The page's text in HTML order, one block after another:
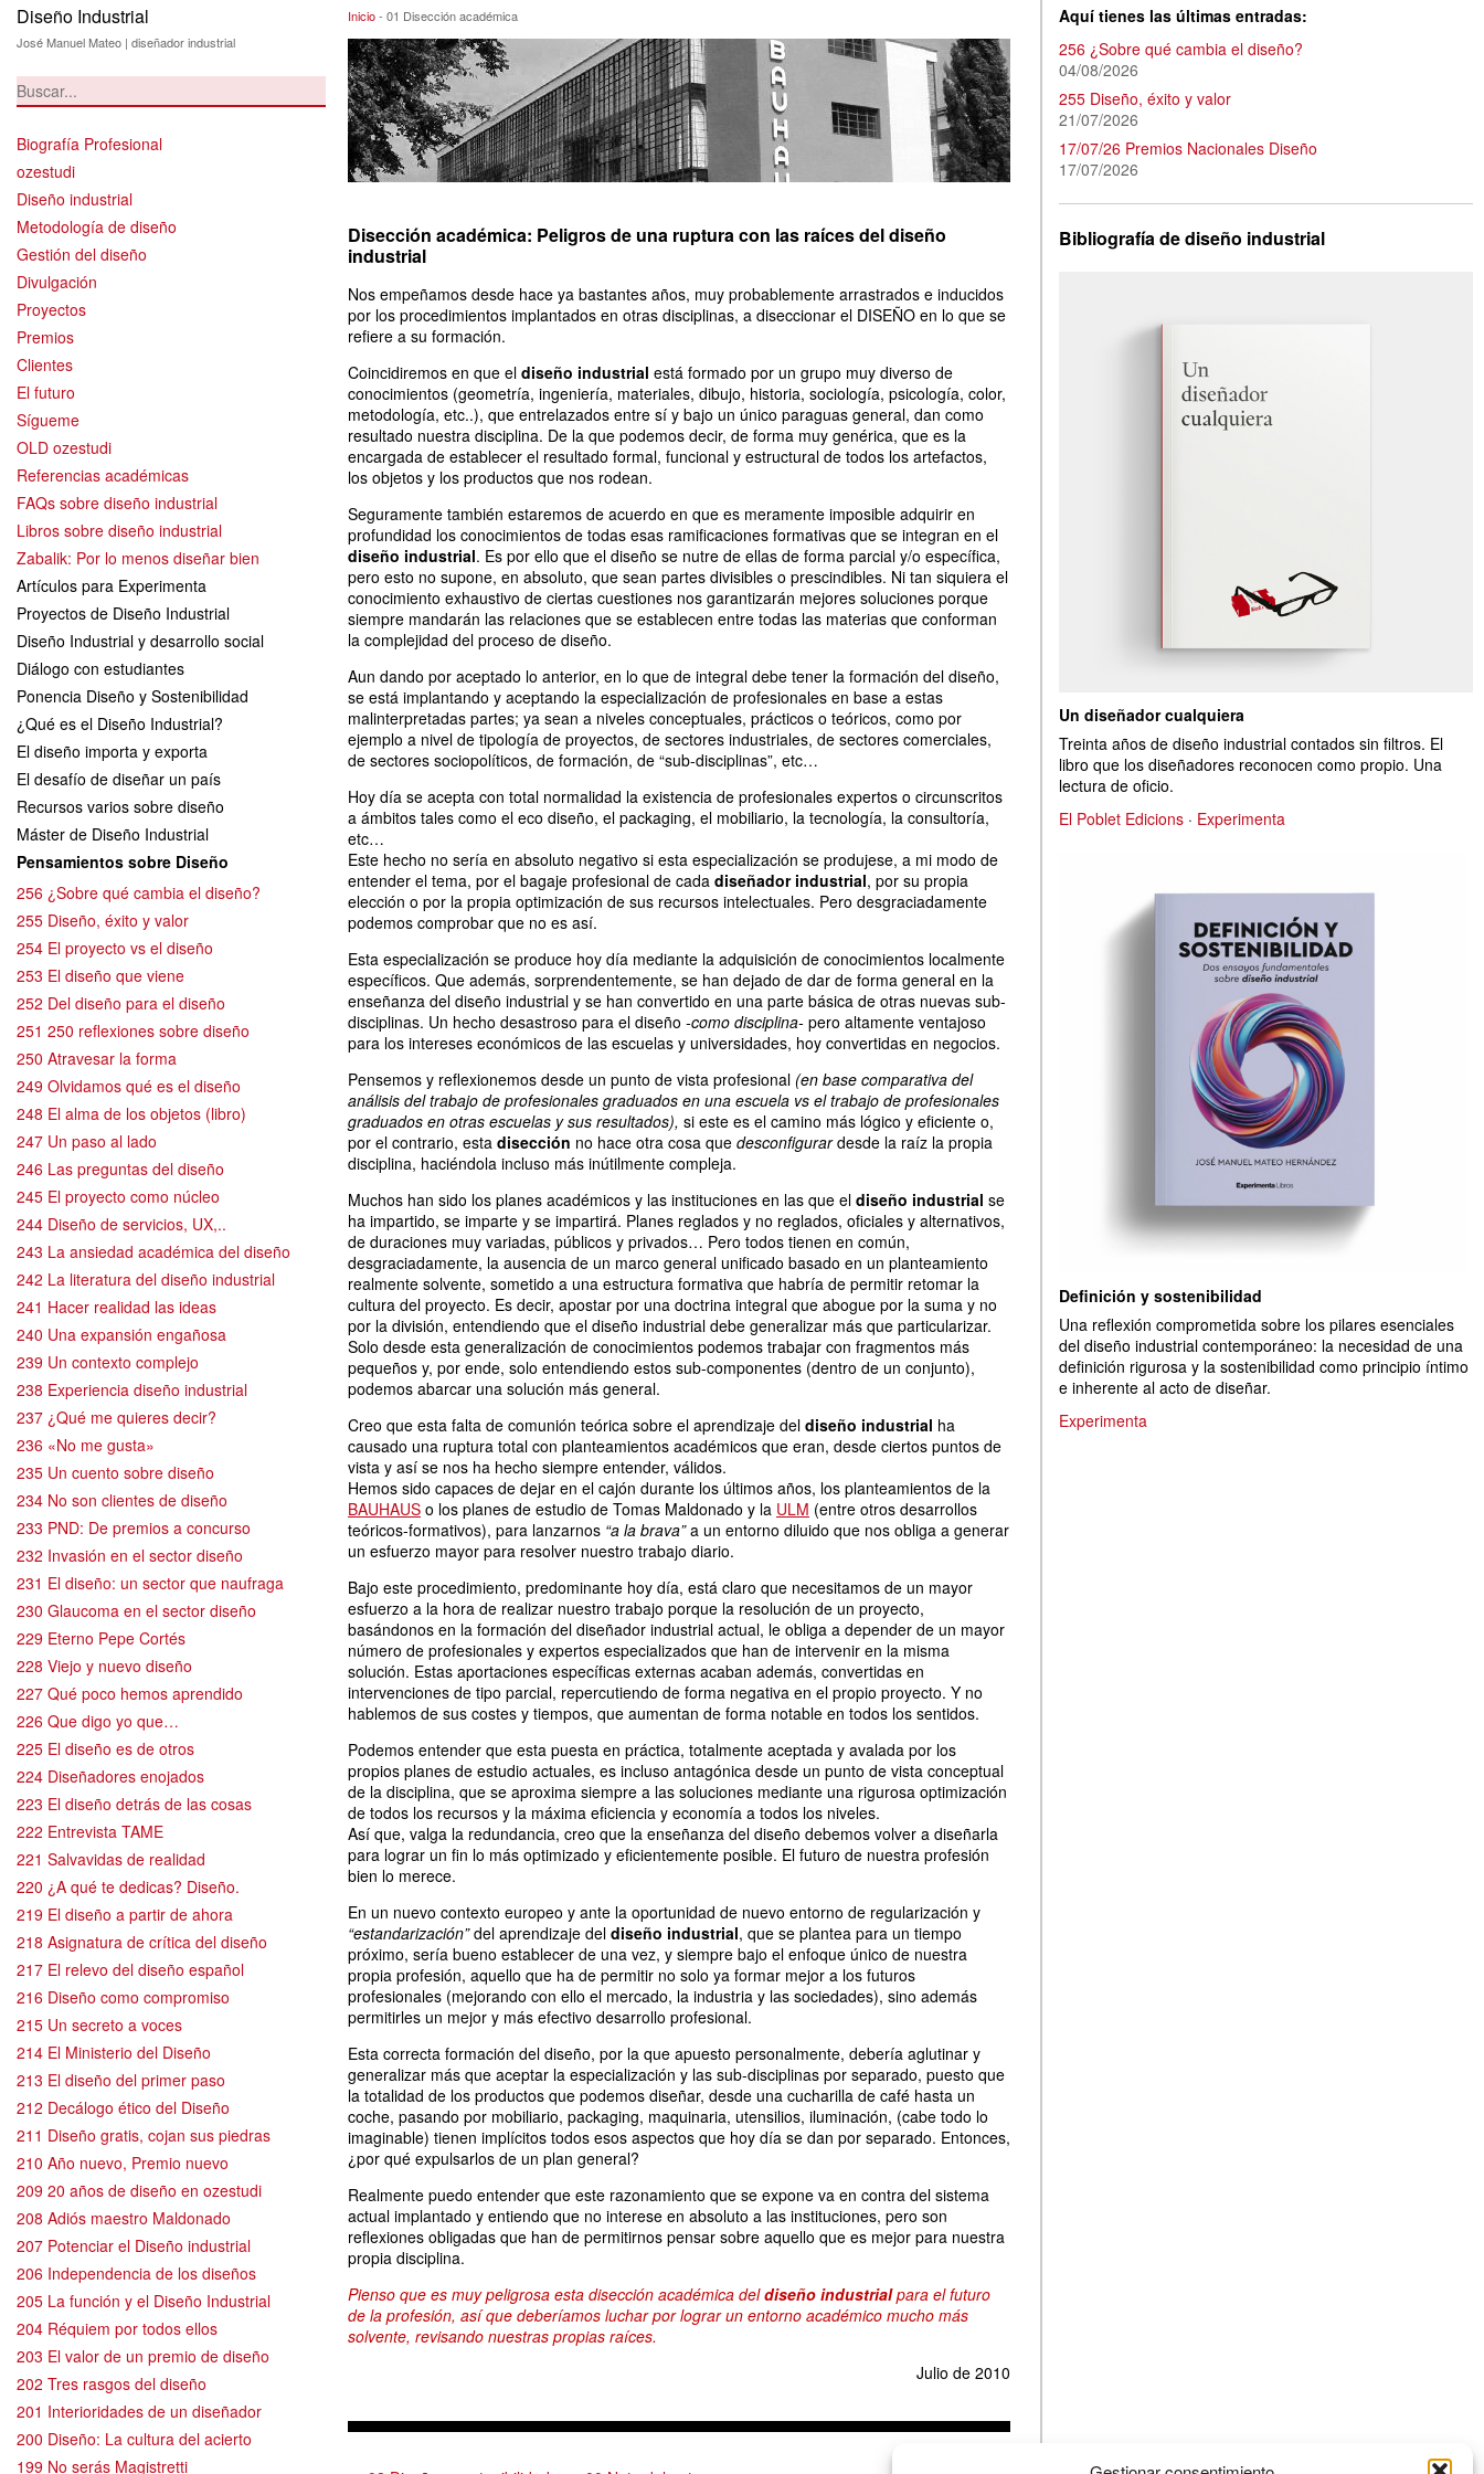
Diseño Industrial
José Manuel Mateo | diseñador industrial
Biografía Profesional
ozestudi
Diseño industrial
Metodología de diseño
Gestión del diseño
Divulgación
Proyectos
Premios
Clientes
El futuro
Sígueme
OLD ozestudi
Referencias académicas
FAQs sobre diseño industrial
Libros sobre diseño industrial
Zabalik: Por lo menos diseñar bien
Artículos para Experimenta
Proyectos de Diseño Industrial
Diseño Industrial y desarrollo social
Diálogo con estudiantes
Ponencia Diseño y Sostenibilidad
¿Qué es el Diseño Industrial?
El diseño importa y exporta
El desafío de diseñar un país
Recursos varios sobre diseño
Máster de Diseño Industrial
Pensamientos sobre Diseño
256 ¿Sobre qué cambia el diseño?
255 Diseño, éxito y valor
254 El proyecto vs el diseño
253 El diseño que viene
252 Del diseño para el diseño
251 250 reflexiones sobre diseño
250 Atravesar la forma
249 Olvidamos qué es el diseño
248 El alma de los objetos (libro)
247 Un paso al lado
246 Las preguntas del diseño
245 El proyecto como núcleo
244 Diseño de servicios, UX,..
243 La ansiedad académica del diseño
242 La literatura del diseño industrial
241 Hacer realidad las ideas
240 Una expansión engañosa
239 Un contexto complejo
238 Experiencia diseño industrial
237 ¿Qué me quieres decir?
236 «No me gusta»
235 Un cuento sobre diseño
234 No son clientes de diseño
233 PND: De premios a concurso
232 Invasión en el sector diseño
231 El diseño: un sector que naufraga
230 Glaucoma en el sector diseño
229 Eterno Pepe Cortés
228 Viejo y nuevo diseño
227 Qué poco hemos aprendido
226 Que digo yo que…
225 El diseño es de otros
224 Diseñadores enojados
223 El diseño detrás de las cosas
222 Entrevista TAME
221 Salvavidas de realidad
220 ¿A qué te dedicas? Diseño.
219 El diseño a partir de ahora
218 Asignatura de crítica del diseño
217 El relevo del diseño español
216 Diseño como compromiso
215 Un secreto a voces
214 El Ministerio del Diseño
213 El diseño del primer paso
212 Decálogo ético del Diseño
211 Diseño gratis, cojan sus piedras
210 Año nuevo, Premio nuevo
209 20 años de diseño en ozestudi
208 Adiós maestro Maldonado
207 Potenciar el Diseño industrial
206 Independencia de los diseños
205 La función y el Diseño Industrial
204 Réquiem por todos ellos
203 El valor de un premio de diseño
202 Tres rasgos del diseño
201 Interioridades de un diseñador
200 Diseño: La cultura del acierto
199 No serás Magistretti
01 Disección académica
Inicio- 01 Disección académica
Disección académica: Peligros de una ruptura con las raíces del diseño
industrial
Nos empeñamos desde hace ya bastantes años, muy probablemente arrastrados e inducidos
por los procedimientos implantados en otras disciplinas, a diseccionar el DISEÑO en lo que se
refiere a su formación.
Coincidiremos en que el diseño industrial está formado por un grupo muy diverso de
conocimientos (geometría, ingeniería, materiales, dibujo, historia, sociología, psicología, color,
metodología, etc..), que entrelazados entre sí y bajo un único paraguas general, dan como
resultado nuestra disciplina. De la que podemos decir, de forma muy genérica, que es la
encargada de establecer el resultado formal, funcional y estructural de todos los artefactos,
los objetos y los productos que nos rodean.
Seguramente también estaremos de acuerdo en que es meramente imposible adquirir en
profundidad los conocimientos de todas esas ramificaciones formativas que se integran en el
diseño industrial. Es por ello que el diseño se nutre de ellas de forma parcial y/o específica,
pero esto no supone, en absoluto, que sean partes divisibles o prescindibles. Ni tan siquiera el
conocimiento exhaustivo de ciertas cuestiones nos garantizarán mejores soluciones porque
siempre mandarán las relaciones que se establecen entre todas las materias que conforman
la complejidad del proceso de diseño.
Aun dando por aceptado lo anterior, en lo que de integral debe tener la formación del diseño,
se está implantando y aceptando la especialización de profesionales en base a estas
malinterpretadas partes; ya sean a niveles conceptuales, prácticos o teóricos, como por
ejemplo a nivel de tipología de proyectos, de sectores industriales, de sectores comerciales,
de sectores sociopolíticos, de formación, de “sub-disciplinas”, etc…
Hoy día se acepta con total normalidad la existencia de profesionales expertos o circunscritos
a ámbitos tales como el eco diseño, el packaging, el mobiliario, la tecnología, la consultoría,
etc…
Este hecho no sería en absoluto negativo si esta especialización se produjese, a mi modo de
entender el tema, por el bagaje profesional de cada diseñador industrial, por su propia
elección o por la propia optimización de sus recursos intelectuales. Pero desgraciadamente
podemos comprobar que no es así.
Esta especialización se produce hoy día mediante la adquisición de conocimientos localmente
específicos. Que además, sorprendentemente, se han dejado de dar de forma general en la
enseñanza del diseño industrial y se han convertido en una parte básica de otras nuevas sub-
disciplinas. Un hecho desastroso para el diseño -como disciplina- pero altamente ventajoso
para los intereses económicos de las escuelas y universidades, hoy convertidas en negocios.
Pensemos y reflexionemos desde un punto de vista profesional (en base comparativa del
análisis del trabajo de profesionales graduados en una escuela vs el trabajo de profesionales
graduados en otras escuelas y sus resultados), si este es el camino más lógico y eficiente o,
por el contrario, esta disección no hace otra cosa que desconfigurardesde la raíz la propia
disciplina, haciéndola incluso más inútilmente compleja.
Muchos han sido los planes académicos y las instituciones en las que el diseño industrial se
ha impartido, se imparte y se impartirá. Planes reglados y no reglados, oficiales y alternativos,
de duraciones muy variadas, públicos y privados… Pero todos tienen en común,
desgraciadamente, la ausencia de un marco general unificado basado en un planteamiento
realmente solvente, sometido a una estructura formativa que habría de permitir retomar la
cultura del proyecto. Es decir, apostar por una doctrina integral que abogue por la suma y no
por la división, entendiendo que el diseño industrial debe generalizar más que particularizar.
Solo desde esta generalización de conocimientos podemos trabajar con fragmentos más
pequeños y, por ende, solo entendiendo estos sub-componentes (dentro de un conjunto),
podemos abarcar una solución más general.
Creo que esta falta de comunión teórica sobre el aprendizaje del diseño industrial ha
causado una ruptura total con planteamientos académicos que eran, desde ciertos puntos de
vista y así se nos ha hecho siempre entender, válidos.
Hemos sido capaces de dejar en el cajón durante los últimos años, los planteamientos de la
BAUHAUS o los planes de estudio de Tomas Maldonado y la ULM (entre otros desarrollos
teóricos-formativos), para lanzarnos “a la brava”a un entorno diluido que nos obliga a generar
un esfuerzo mayor para resolver nuestro trabajo diario.
Bajo este procedimiento, predominante hoy día, está claro que necesitamos de un mayor
esfuerzo a la hora de realizar nuestro trabajo porque la resolución de un proyecto,
basándonos en la formación del diseñador industrial actual, le obliga a depender de un mayor
número de profesionales y expertos especializados que han de intervenir en la misma
solución. Estas aportaciones específicas externas acaban además, convertidas en
intervenciones de tipo parcial, repercutiendo de forma negativa en el propio proyecto. Y no
hablemos de sus costes y tiempos, que aumentan de forma notable en todos los sentidos.
Podemos entender que esta puesta en práctica, totalmente aceptada y avalada por los
propios planes de estudio actuales, es incluso antagónica desde un punto de vista conceptual
de la disciplina, que se aproxima siempre a las soluciones mediante una rigurosa optimización
de todos los recursos y la máxima eficiencia y economía a todos los niveles.
Así que, valga la redundancia, creo que la enseñanza del diseño debemos volver a diseñarla
para lograr un fin lo más optimizado y eficientemente posible. El futuro de nuestra profesión
bien lo merece.
En un nuevo contexto europeo y ante la oportunidad de nuevo entorno de regularización y
“estandarización”del aprendizaje del diseño industrial, que se plantea para un tiempo
próximo, sería bueno establecer de una vez, y siempre bajo el enfoque único de nuestra
propia profesión, aquello que ha de permitir no solo ya formar mejor a los futuros
profesionales (mejorando con ello el mercado, la industria y las sociedades), sino además
permitirles un mejor y más efectivo desarrollo profesional.
Esta correcta formación del diseño, por la que apuesto personalmente, debería aglutinar y
generalizar más que aceptar la especialización y las sub-disciplinas por separado, puesto que
la totalidad de los productos que podemos diseñar, desde una cucharilla de café hasta un
coche, pasando por mobiliario, packaging, maquinaria, utensilios, iluminación, (cabe todo lo
imaginable) tienen implícitos todos esos aspectos que hoy día se dan por separado. Entonces,
¿por qué expulsarlos de un plan general?
Realmente puedo entender que este razonamiento que se expone va en contra del sistema
actual implantado y entiendo que no interese en absoluto a las instituciones, pero son
reflexiones obligadas que han de permitirnos pensar sobre aquello que es mejor para nuestra
propia disciplina.
Pienso que es muy peligrosa esta disección académica deldiseño industrialpara el futuro
de la profesión, así que deberíamos luchar por lograr un entorno académico mucho más
solvente, revisando nuestras propias raíces.
Julio de 2010
Aquí tienes las últimas entradas:
256 ¿Sobre qué cambia el diseño?
04/08/2026
255 Diseño, éxito y valor
21/07/2026
17/07/26 Premios Nacionales Diseño
17/07/2026
Bibliografía de diseño industrial
Un diseñador cualquiera
Treinta años de diseño industrial contados sin filtros. El
libro que los diseñadores reconocen como propio. Una
lectura de oficio.
El Poblet Edicions · Experimenta
Definición y sostenibilidad
Una reflexión comprometida sobre los pilares esenciales
del diseño industrial contemporáneo: la necesidad de una
definición rigurosa y la sostenibilidad como principio íntimo
e inherente al acto de diseñar.
Experimenta